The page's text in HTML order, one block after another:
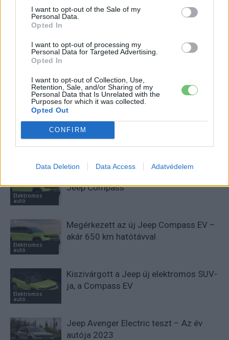
I want to opt-out of the Sale of my
Personal Data.
Opted In
I want to opt-out of processing my
Personal Data for Targeted Advertising.
Opted In
I want to opt-out of Collection, Use,
Retention, Sale, and/or Sharing of my
Personal Data that Is Unrelated with the
Purposes for which it was collected.
Opted Out
CONFIRM
Data Deletion Data Access Adatvédelem
e-cars.hu
Elektromosan közlekedsz, vagy a váltáson töprengsz?
Érdekelnek a legfrissebb hírek az e-autók világából, vagy
foglalkoztatnak a legújabb fejlesztések az elektromosság és a
fenntarthatóság területén? Akkor jó helyen jársz!
KAPCSOLÓDÓ CIKKEK TÖBB A SZERZŐTŐL
Elektromos
Megkezdődött az új elektromos Jeep
Compass gyártása
Elektromos
autó
Jeep Compass
Elektromos
autó
Megérkezett az új Jeep Compass EV –
akár 650 km hatótávval
Elektromos
autó
Kiszivárgott a Jeep új elektromos SUV-
ja, a Compass EV
Jeep Avenger Electric teszt – Az év
autója 2023